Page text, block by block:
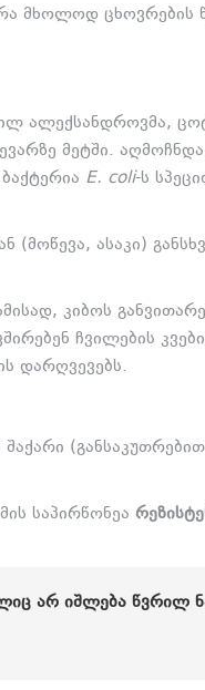
მხოლოდ ცხოვრების
ალექსანდროვმა,
მეტში.
E. coli-ს
(მოწევა, ასაკი)
კიბოს
ჩვილების
დარღვევებს.
საპირწონეა
ᲐᲠ ᲘᲨᲚᲔᲑᲐ ᲬᲕᲠᲘᲚ